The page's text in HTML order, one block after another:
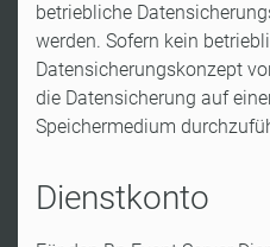
betriebliche
werden. Sofern kein
Datensicherungskonzept
die Datensicherung auf
Speichermedium
Dienstkonto